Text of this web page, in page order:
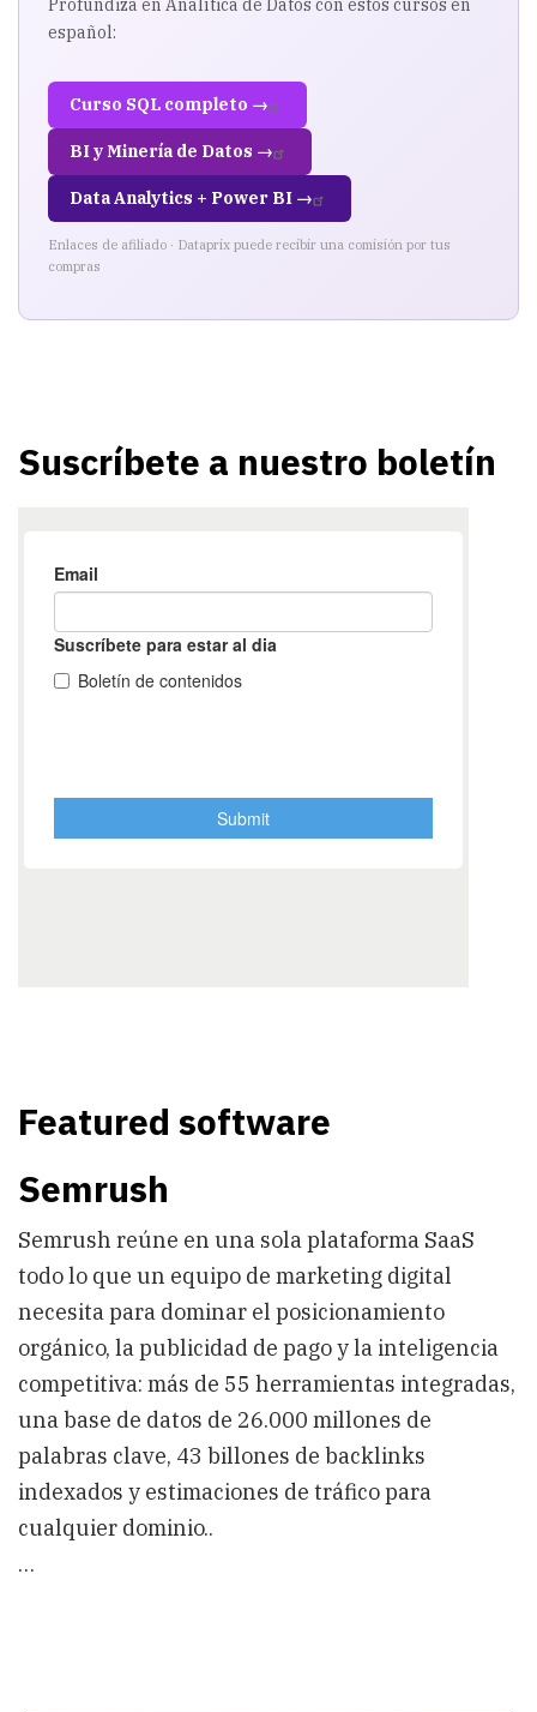
Profundiza en Analítica de Datos con estos cursos en
español:
Curso SQL completo →
BI y Minería de Datos →
Data Analytics + Power BI →
Enlaces de afiliado · Dataprix puede recibir una comisión por tus
compras
Suscríbete a nuestro boletín
Featured software
Semrush
Semrush reúne en una sola plataforma SaaS
todo lo que un equipo de marketing digital
necesita para dominar el posicionamiento
orgánico, la publicidad de pago y la inteligencia
competitiva: más de 55 herramientas integradas,
una base de datos de 26.000 millones de
palabras clave, 43 billones de backlinks
indexados y estimaciones de tráfico para
cualquier dominio..
…